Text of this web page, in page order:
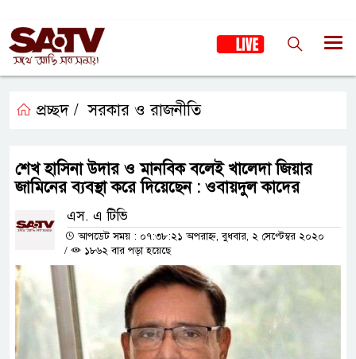
প্রচ্ছদ / সরকার ও রাজনীতি
শেখ হাসিনা উদার ও মানবিক বলেই খালেদা জিয়ার
জামিনের ব্যবস্থা করে দিয়েছেন : ওবায়দুল কাদের
এস. এ টিভি
আপডেট সময় : ০৭:৩৮:২১ অপরাহ্ন, বুধবার, ২ সেপ্টেম্বর ২০২০
/
১৮৬২ বার পড়া হয়েছে